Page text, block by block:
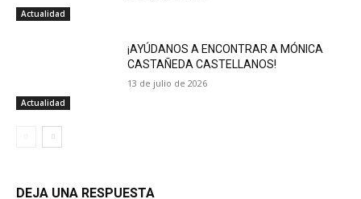
Actualidad
Actualidad
¡AYÚDANOS A ENCONTRAR A MÓNICA
CASTAÑEDA CASTELLANOS!
13 de julio de 2026
DEJA UNA RESPUESTA